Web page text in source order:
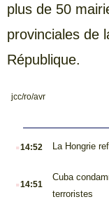
plus de 50
provinciales de
République.
jcc/ro/avr
.14:52 La Hongrie
.14:51
Cuba
terroristes